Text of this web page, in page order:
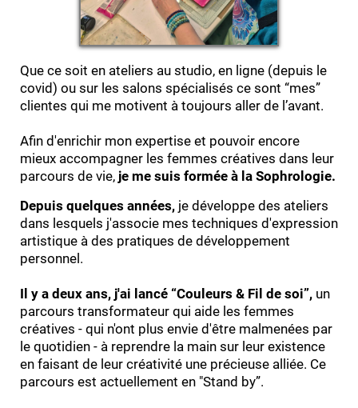
Que ce soit en ateliers au studio, en ligne (depuis le
covid) ou sur les salons spécialisés ce sont “mes”
clientes qui me motivent à toujours aller de l’avant.
Afin d'enrichir mon expertise et pouvoir encore
mieux accompagner les femmes créatives dans leur
parcours de vie, je me suis formée à la Sophrologie.
Depuis quelques années, je développe des ateliers
dans lesquels j'associe mes techniques d'expression
artistique à des pratiques de développement
personnel.
Il y a deux ans, j'ai lancé “Couleurs & Fil de soi”, un
parcours transformateur qui aide les femmes
créatives - qui n'ont plus envie d'être malmenées par
le quotidien - à reprendre la main sur leur existence
en faisant de leur créativité une précieuse alliée. Ce
parcours est actuellement en "Stand by”.